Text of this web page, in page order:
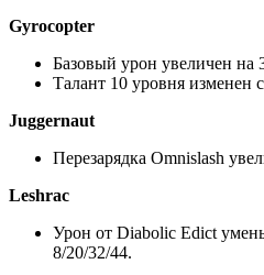
Gyrocopter
Базовый урон увеличен на
Талант 10 уровня изменен
Juggernaut
Перезарядка Omnislash
Leshrac
Урон от Diabolic Edict
8/20/32/44.